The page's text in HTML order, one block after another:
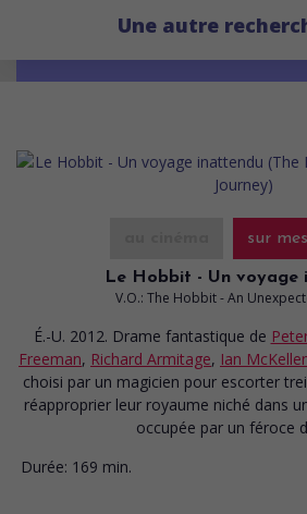
Une autre
sur
Le Hobbit - Un voyage
V.O.: The Hobbit - An
É.-U. 2012. Drame fantastique de
Freeman, Richard Armitage, Ian
choisi par un magicien pour escorter
réapproprier leur royaume niché dans
occupée par un féroce
Durée: 169 min.